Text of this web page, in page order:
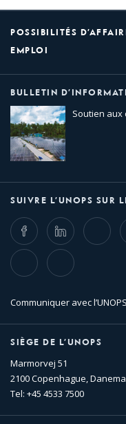
POSSIBILITÉS
EMPLOI
BULLETIN
Soutien
SUIVRE L’UNOPS SUR
FacebookLinkedIn Twitter
TikTok Flickr
Communiquer avec l’UNOPS
SIÈGE DE L’UNOPS
Marmorvej 51
2100 Copenhague,
Tel: +45 4533 7500